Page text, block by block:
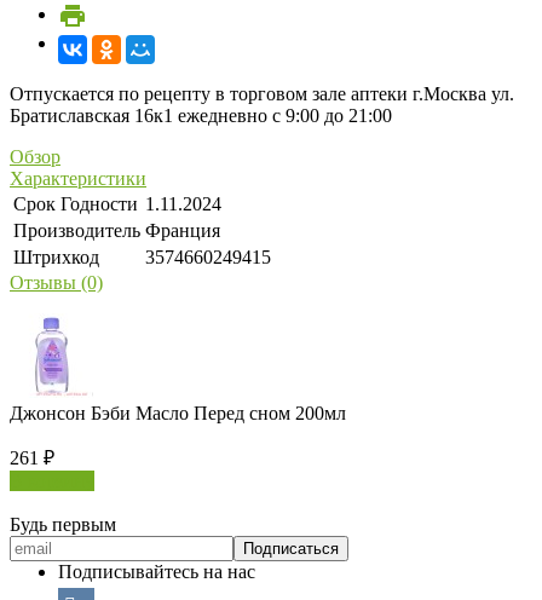
Отпускается по рецепту в торговом зале аптеки г.Москва ул.
Братиславская 16к1 ежедневно с 9:00 до 21:00
Обзор
Характеристики
Срок Годности 1.11.2024
Производитель Франция
Штрихкод
3574660249415
Отзывы (0)
Джонсон Бэби Масло Перед сном 200мл
261 ₽
Будь первым
Подписывайтесь на нас